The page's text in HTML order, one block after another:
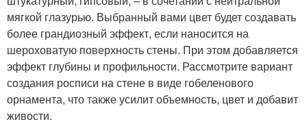
мягкой глазурью. Выбранный вами цвет будет создавать
более грандиозный эффект, если наносится на
шероховатую поверхность стены. При этом добавляется
эффект глубины и профильности. Рассмотрите вариант
создания росписи на стене в виде гобеленового
орнамента, что также усилит объемность, цвет и добавит
живости.